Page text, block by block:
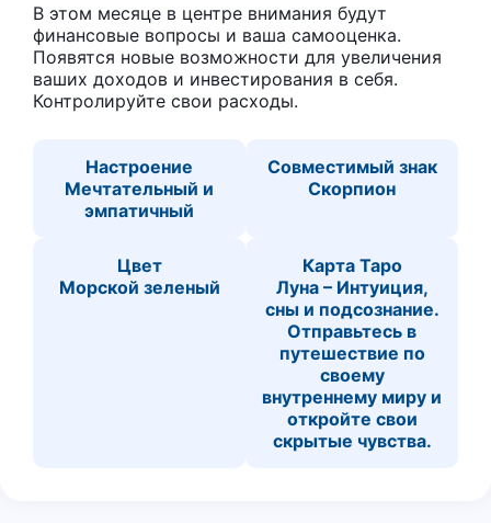
В этом месяце в центре внимания будут
финансовые вопросы и ваша самооценка.
Появятся новые возможности для увеличения
ваших доходов и инвестирования в себя.
Контролируйте свои расходы.
Настроение
Мечтательный и
эмпатичный
Совместимый знак
Скорпион
Цвет
Морской зеленый
Карта Таро
Луна – Интуиция,
сны и подсознание.
Отправьтесь в
путешествие по
своему
внутреннему миру и
откройте свои
скрытые чувства.